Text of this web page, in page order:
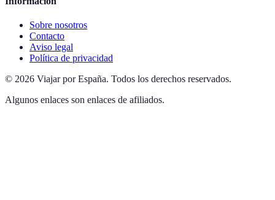
Sobre nosotros
Contacto
Aviso legal
Política de privacidad
© 2026 Viajar por España. Todos los derechos reservados.
Algunos enlaces son enlaces de afiliados.